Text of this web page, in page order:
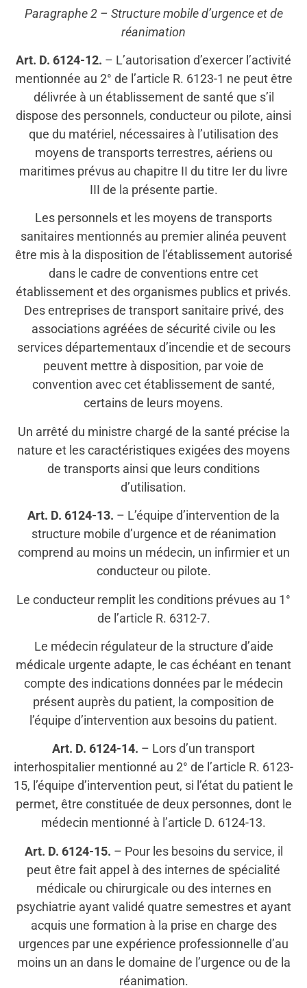
Paragraphe 2 – Structure mobile d’urgence et de
réanimation
Art. D. 6124-12. – L’autorisation d’exercer l’activité
mentionnée au 2° de l’article R. 6123-1 ne peut être
délivrée à un établissement de santé que s’il
dispose des personnels, conducteur ou pilote, ainsi
que du matériel, nécessaires à l’utilisation des
moyens de transports terrestres, aériens ou
maritimes prévus au chapitre II du titre Ier du livre
III de la présente partie.
Les personnels et les moyens de transports
sanitaires mentionnés au premier alinéa peuvent
être mis à la disposition de l’établissement autorisé
dans le cadre de conventions entre cet
établissement et des organismes publics et privés.
Des entreprises de transport sanitaire privé, des
associations agréées de sécurité civile ou les
services départementaux d’incendie et de secours
peuvent mettre à disposition, par voie de
convention avec cet établissement de santé,
certains de leurs moyens.
Un arrêté du ministre chargé de la santé précise la
nature et les caractéristiques exigées des moyens
de transports ainsi que leurs conditions
d’utilisation.
Art. D. 6124-13. – L’équipe d’intervention de la
structure mobile d’urgence et de réanimation
comprend au moins un médecin, un infirmier et un
conducteur ou pilote.
Le conducteur remplit les conditions prévues au 1°
de l’article R. 6312-7.
Le médecin régulateur de la structure d’aide
médicale urgente adapte, le cas échéant en tenant
compte des indications données par le médecin
présent auprès du patient, la composition de
l’équipe d’intervention aux besoins du patient.
Art. D. 6124-14. – Lors d’un transport
interhospitalier mentionné au 2° de l’article R. 6123-
15, l’équipe d’intervention peut, si l’état du patient le
permet, être constituée de deux personnes, dont le
médecin mentionné à l’article D. 6124-13.
Art. D. 6124-15. – Pour les besoins du service, il
peut être fait appel à des internes de spécialité
médicale ou chirurgicale ou des internes en
psychiatrie ayant validé quatre semestres et ayant
acquis une formation à la prise en charge des
urgences par une expérience professionnelle d’au
moins un an dans le domaine de l’urgence ou de la
réanimation.